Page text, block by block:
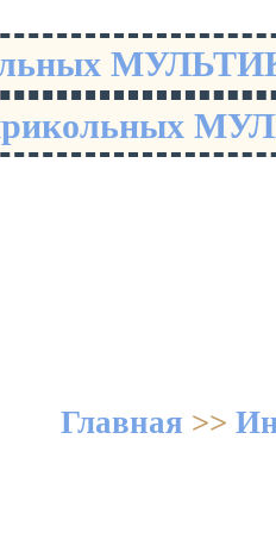
Главная >>